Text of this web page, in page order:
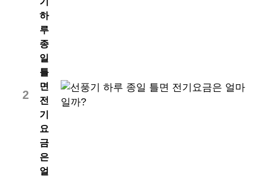
2
하
루
종
일
틀
면
전
기
요
금
은
얼